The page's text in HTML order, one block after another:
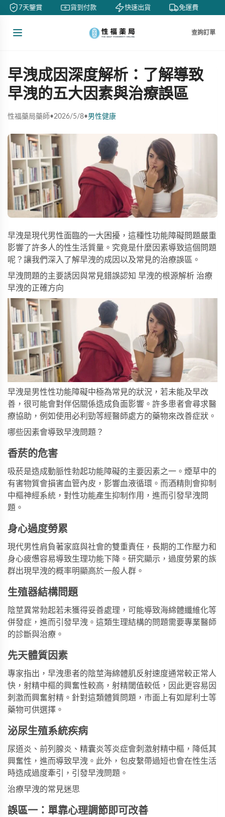
7天鑒賞 貨到付款 快速出貨 免運費
查詢訂單
早洩成因深度解析：了解導致
早洩的五大因素與治療誤區
性福藥局藥師•2026/5/8•男性健康
早洩是現代男性面臨的一大困擾，這種性功能障礙問題嚴重
影響了許多人的性生活質量。究竟是什麼因素導致這個問題
呢？讓我們深入了解早洩的成因以及常見的治療誤區。
早洩問題的主要誘因與常見錯誤認知 早洩的根源解析 治療
早洩的正確方向
早洩是男性性功能障礙中極為常見的狀況，若未能及早改
善，很可能會對伴侶關係造成負面影響。許多患者會尋求醫
療協助，例如使用必利勁等經醫師處方的藥物來改善症狀。
哪些因素會導致早洩問題？
香菸的危害
吸菸是造成動脈性勃起功能障礙的主要因素之一。煙草中的
有害物質會損害血管內皮，影響血液循環。而酒精則會抑制
中樞神經系統，對性功能產生抑制作用，進而引發早洩問
題。
身心過度勞累
現代男性肩負著家庭與社會的雙重責任，長期的工作壓力和
身心疲憊容易導致生理功能下降。研究顯示，過度勞累的族
群出現早洩的概率明顯高於一般人群。
生殖器結構問題
陰莖異常勃起若未獲得妥善處理，可能導致海綿體纖維化等
併發症，進而引發早洩。這類生理結構的問題需要專業醫師
的診斷與治療。
先天體質因素
專家指出，早洩患者的陰莖海綿體肌反射速度通常較正常人
快，射精中樞的興奮性較高，射精閾值較低，因此更容易因
刺激而興奮射精。針對這類體質問題，市面上有如犀利士等
藥物可供選擇。
泌尿生殖系統疾病
尿道炎、前列腺炎、精囊炎等炎症會刺激射精中樞，降低其
興奮性，進而導致早洩。此外，包皮繫帶過短也會在性生活
時造成過度牽引，引發早洩問題。
治療早洩的常見迷思
誤區一：單靠心理調節即可改善